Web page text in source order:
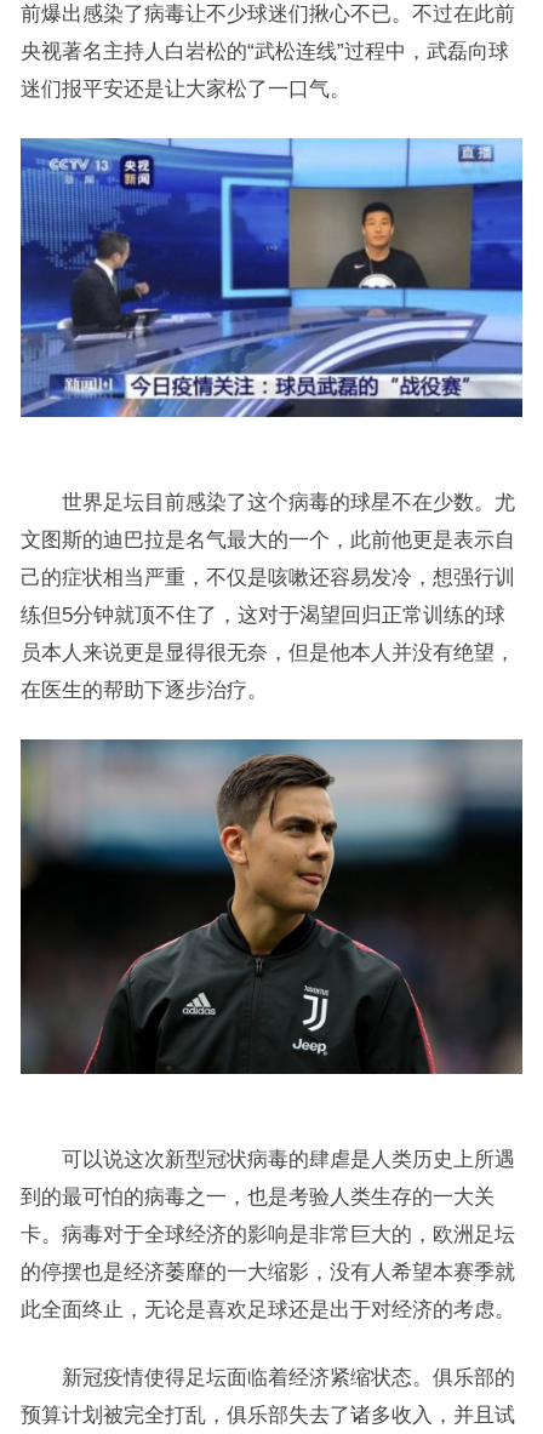
前爆出感染了病毒让不少球迷们揪心不已。不过在此前
央视著名主持人白岩松的“武松连线”过程中，武磊向球
迷们报平安还是让大家松了一口气。
世界足坛目前感染了这个病毒的球星不在少数。尤
文图斯的迪巴拉是名气最大的一个，此前他更是表示自
己的症状相当严重，不仅是咳嗽还容易发冷，想强行训
练但5分钟就顶不住了，这对于渴望回归正常训练的球
员本人来说更是显得很无奈，但是他本人并没有绝望，
在医生的帮助下逐步治疗。
可以说这次新型冠状病毒的肆虐是人类历史上所遇
到的最可怕的病毒之一，也是考验人类生存的一大关
卡。病毒对于全球经济的影响是非常巨大的，欧洲足坛
的停摆也是经济萎靡的一大缩影，没有人希望本赛季就
此全面终止，无论是喜欢足球还是出于对经济的考虑。
新冠疫情使得足坛面临着经济紧缩状态。俱乐部的
预算计划被完全打乱，俱乐部失去了诸多收入，并且试